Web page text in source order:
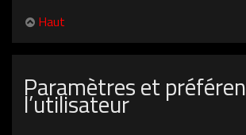
Haut
Paramètres et
l’utilisateur